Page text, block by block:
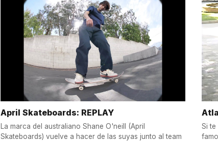
April Skateboards: REPLAY
La marca del australiano Shane O'neill (April
Skateboards) vuelve a hacer de las suyas junto al team
Si